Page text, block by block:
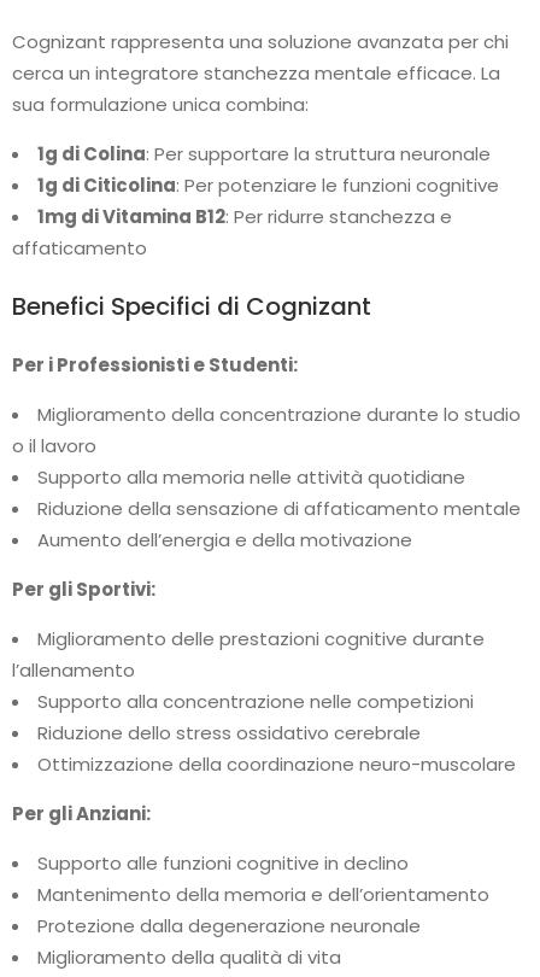
Cognizant rappresenta una soluzione avanzata per chi
cerca un integratore stanchezza mentale efficace. La
sua formulazione unica combina:
1g di Colina: Per supportare la struttura neuronale
1g di Citicolina: Per potenziare le funzioni cognitive
1mg di Vitamina B12: Per ridurre stanchezza e
affaticamento
Benefici Specifici di Cognizant
Per i Professionisti e Studenti:
Miglioramento della concentrazione durante lo studio
o il lavoro
Supporto alla memoria nelle attività quotidiane
Riduzione della sensazione di affaticamento mentale
Aumento dell’energia e della motivazione
Per gli Sportivi:
Miglioramento delle prestazioni cognitive durante
l’allenamento
Supporto alla concentrazione nelle competizioni
Riduzione dello stress ossidativo cerebrale
Ottimizzazione della coordinazione neuro-muscolare
Per gli Anziani:
Supporto alle funzioni cognitive in declino
Mantenimento della memoria e dell’orientamento
Protezione dalla degenerazione neuronale
Miglioramento della qualità di vita